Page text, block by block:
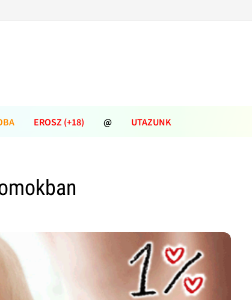
EROSZ (+18) @ UTAZUNK